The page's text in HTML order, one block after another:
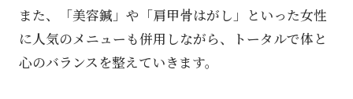
また、「美容鍼」や「肩甲骨はがし」といった女性
に人気のメニューも併用しながら、トータルで体と
心のバランスを整えていきます。